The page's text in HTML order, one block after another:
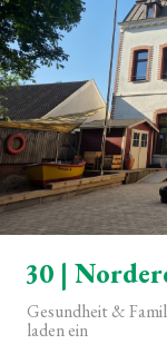
30 |
Gesundheit &
laden ein